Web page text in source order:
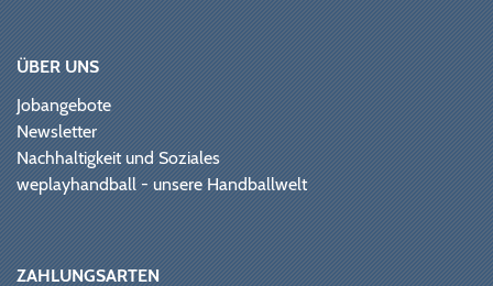
ÜBER UNS
Jobangebote
Newsletter
Nachhaltigkeit und Soziales
weplayhandball - unsere Handballwelt
ZAHLUNGSARTEN